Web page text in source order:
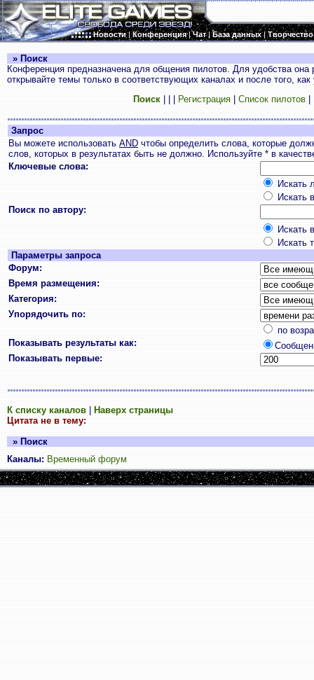
Новости|Конференция|Чат|База данных|Творчество
» Поиск
Конференция предназначена для общения пилотов. Для удобства
открывайте темы только в соответствующих каналах и после того,
Поиск
Регистрация Список пилотов
Запрос
Вы можете использовать AND чтобы определить слова, которые
слов, которых в результатах быть не должно. Используйте * в
Ключевые слова:
Искать
Искать
Поиск по автору:
Искать
Искать
Параметры запроса
Форум:
Время размещения:
Категория:
Упорядочить по:
по
Показывать результаты как:
Показывать первые:
К списку каналов
Наверх страницы
Цитата не в тему:
» Поиск
Каналы: Временный форум